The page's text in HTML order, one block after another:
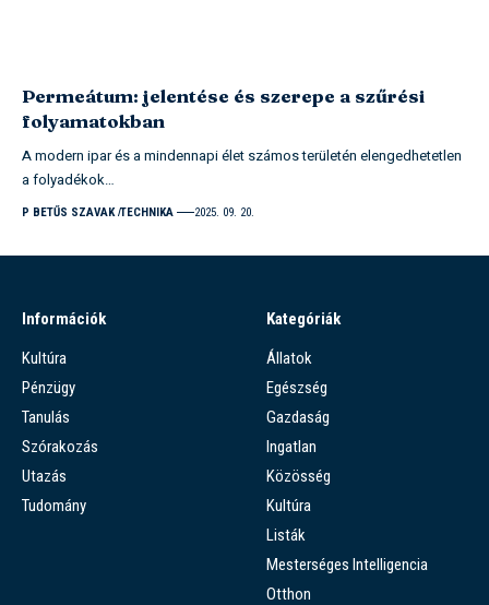
Permeátum: jelentése és szerepe a szűrési
folyamatokban
A modern ipar és a mindennapi élet számos területén elengedhetetlen
a folyadékok…
P BETŰS SZAVAK TECHNIKA 2025. 09. 20.
Információk
Kultúra
Pénzügy
Tanulás
Szórakozás
Utazás
Tudomány
Kategóriák
Állatok
Egészség
Gazdaság
Ingatlan
Közösség
Kultúra
Listák
Mesterséges Intelligencia
Otthon